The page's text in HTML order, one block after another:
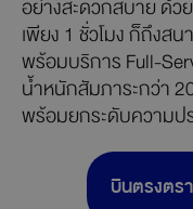
อย่างสะดวกสบาย ด้ว
เพียง 1 ชั่วโมง ก็ถึงส
พร้อมบริการ Full-
น้ำหนักสัมภาระกว่า
พร้อมยกระดับความป
บินตรงตร